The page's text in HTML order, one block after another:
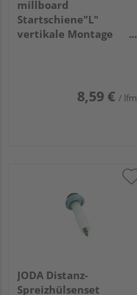
millboard
Startschiene"L"
vertikale Montage
8,59 € / lfm
JODA Distanz-
Spreizhülsenset